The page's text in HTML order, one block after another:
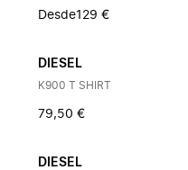
Desde129 €
DIESEL
K900 T SHIRT
79,50 €
DIESEL